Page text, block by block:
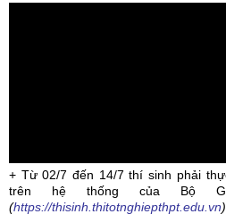
+ Từ 02/7 đến 14/7 thí sinh phải
trên hệ thống của Bộ
(https://thisinh.thitotnghiepthpt.edu.vn)